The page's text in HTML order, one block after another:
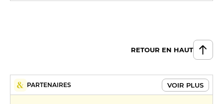
RETOUR EN HAUT
PARTENAIRES VOIR PLUS